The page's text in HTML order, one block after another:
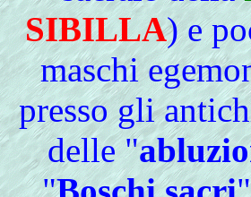
SIBILLA) e
maschi
presso gli
delle "